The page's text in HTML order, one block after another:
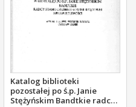
Katalog biblioteki
pozostałej po ś.p. Janie
Stężyńskim Bandtkie radcy